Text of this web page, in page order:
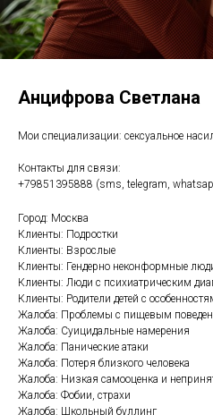
Анцифрова Светлана
Мои специализации: сексуальное
Контакты для связи:
+79851395888 (sms, telegram,
Город: Москва
Клиенты: Подростки
Клиенты: Взрослые
Клиенты: Гендерно неконформные
Клиенты: Люди с психиатрическим
Клиенты: Родители детей с
Жалоба: Проблемы с пищевым
Жалоба: Суицидальные намерения
Жалоба: Панические атаки
Жалоба: Потеря близкого человека
Жалоба: Низкая самооценка и
Жалоба: Фобии, страхи
Жалоба: Школьный буллинг